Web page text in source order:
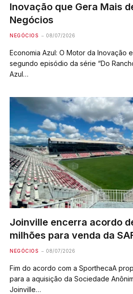
Inovação que Gera Mais
Negócios
NEGÓCIOS 08/07/2026
Economia Azul: O Motor da Inovação
segundo episódio da série “Do
Azul…
Joinville encerra acordo
milhões para venda da
NEGÓCIOS 08/07/2026
Fim do acordo com a SporthecaA
para a aquisição da Sociedade
Joinville…